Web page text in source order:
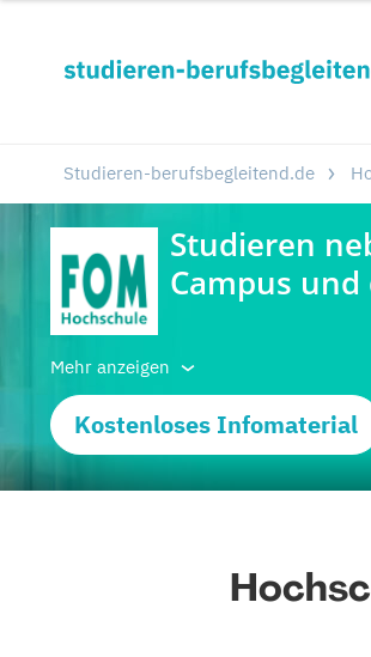
Studieren-berufsbegleitend.de
Mehr anzeigen
Kostenloses Infomaterial